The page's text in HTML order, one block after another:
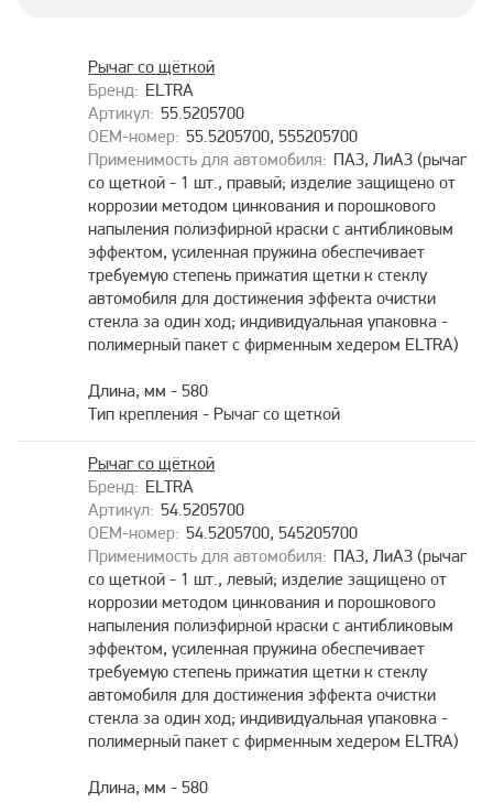
ELTRA
55.5205700
55.5205700, 555205700
Рычаг со щёткой
ПАЗ, ЛиАЗ (рычаг
со щеткой - 1 шт., правый; изделие защищено от
коррозии методом цинкования и порошкового
напыления полиэфирной краски с антибликовым
эффектом, усиленная пружина обеспечивает
требуемую степень прижатия щетки к стеклу
автомобиля для достижения эффекта очистки
стекла за один ход; индивидуальная упаковка -
полимерный пакет с фирменным хедером ELTRA)
Длина, мм - 580
Тип крепления - Рычаг со щеткой
ELTRA
54.5205700
54.5205700, 545205700
Рычаг со щёткой
ПАЗ, ЛиАЗ (рычаг
со щеткой - 1 шт., левый; изделие защищено от
коррозии методом цинкования и порошкового
напыления полиэфирной краски с антибликовым
эффектом, усиленная пружина обеспечивает
требуемую степень прижатия щетки к стеклу
автомобиля для достижения эффекта очистки
стекла за один ход; индивидуальная упаковка -
полимерный пакет с фирменным хедером ELTRA)
Длина, мм - 580